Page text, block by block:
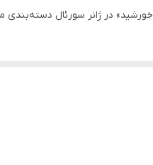
در ژانر سورئال دسته‌بندی